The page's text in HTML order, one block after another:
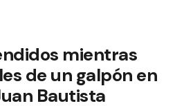
mientras
de un galpón en
Bautista